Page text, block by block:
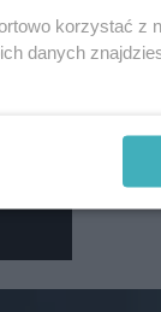
Moralesa z
Man (2018) i
Menami.
korzystać z
danych